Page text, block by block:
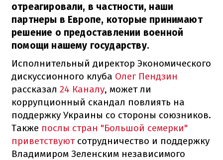
отреагировали, в частности, наши
партнеры в Европе, которые принимают
решение о предоставлении военной
помощи нашему государству.
Исполнительный директор Экономического
дискуссионного клуба Олег Пендзин
рассказал 24 Каналу, может ли
коррупционный скандал повлиять на
поддержку Украины со стороны союзников.
Также послы стран "Большой семерки"
приветствуютсотрудничество и поддержку
Владимиром Зеленским независимого